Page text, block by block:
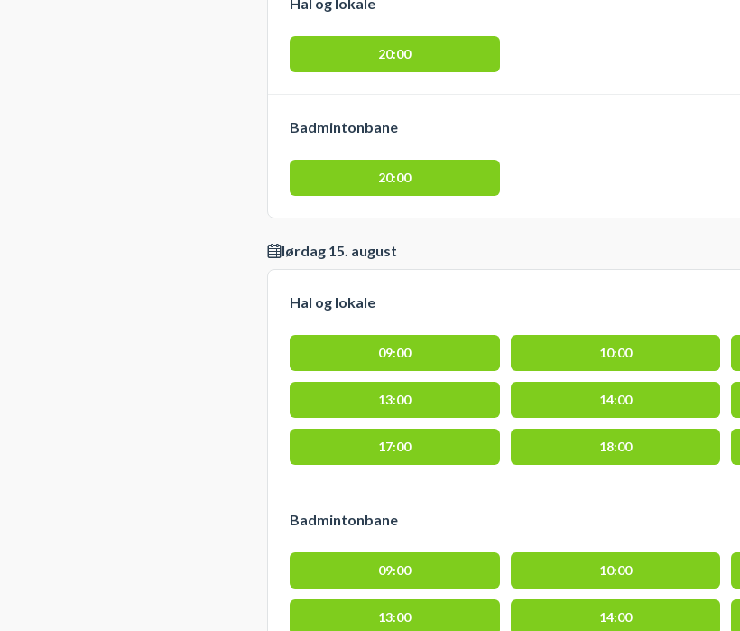
20:00
Badmintonbane
20:00
lørdag 15. august
Hal og lokale
09:00 10:00
13:00 14:00
17:00 18:00
Badmintonbane
09:00 10:00
13:00 14:00